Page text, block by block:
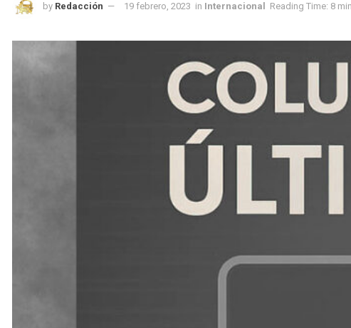
by Redacción 19 febrero, 2023 in Internacional Reading Time: 8